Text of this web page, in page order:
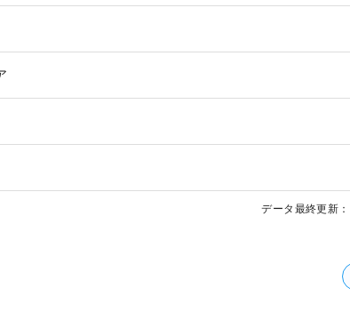
データ最終更新：